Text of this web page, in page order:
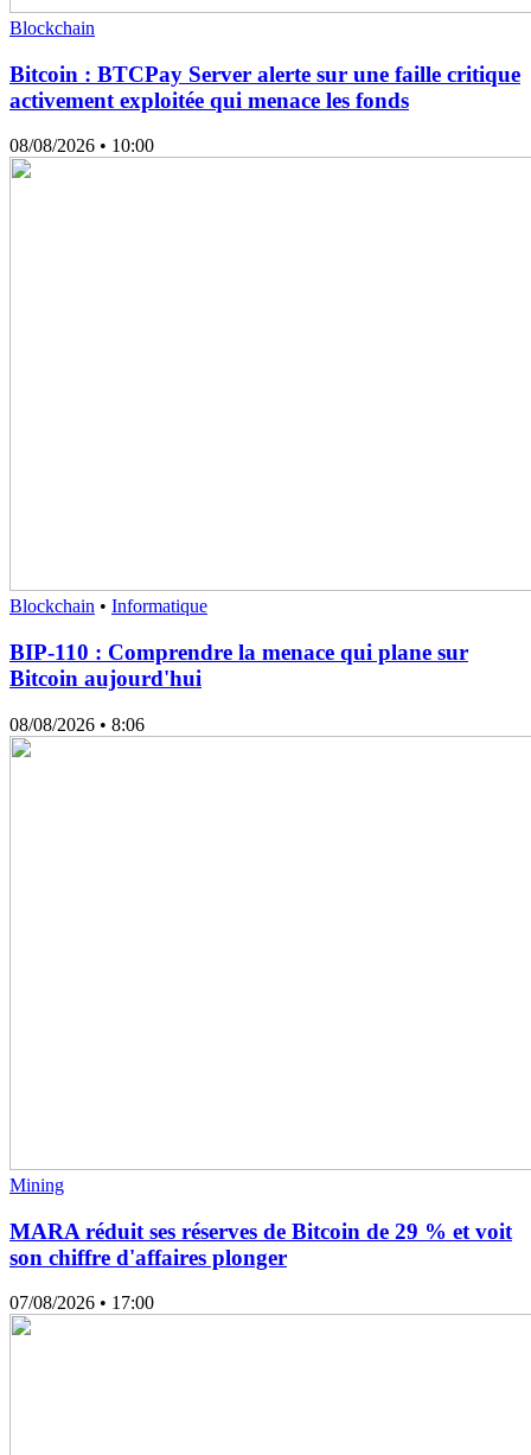
Blockchain
Bitcoin : BTCPay Server alerte sur une faille critique
activement exploitée qui menace les fonds
08/08/2026 • 10:00
Blockchain • Informatique
BIP-110 : Comprendre la menace qui plane sur
Bitcoin aujourd'hui
08/08/2026 • 8:06
Mining
MARA réduit ses réserves de Bitcoin de 29 % et voit
son chiffre d'affaires plonger
07/08/2026 • 17:00